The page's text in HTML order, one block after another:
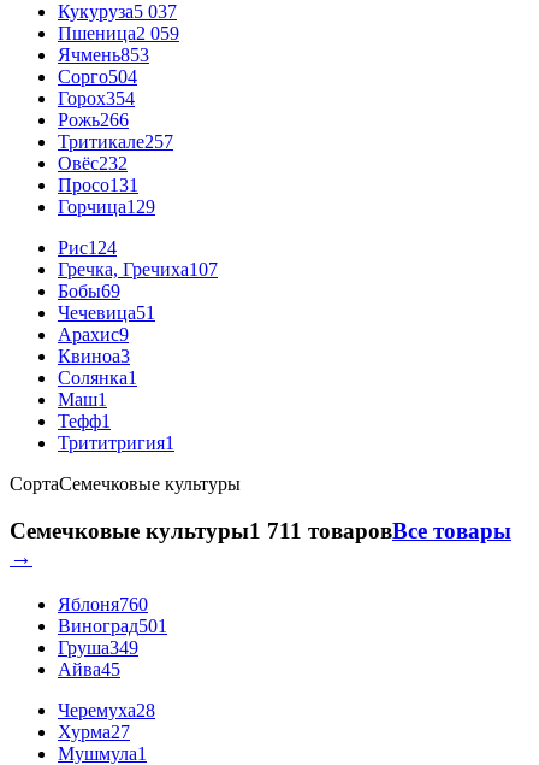
Кукуруза5 037
Пшеница2 059
Ячмень853
Сорго504
Горох354
Рожь266
Тритикале257
Овёс232
Просо131
Горчица129
Рис124
Гречка, Гречиха107
Бобы69
Чечевица51
Арахис9
Квиноа3
Солянка1
Маш1
Тефф1
Трититригия1
СортаСемечковые культуры
Семечковые культуры1 711 товаровВсе товары
→
Яблоня760
Виноград501
Груша349
Айва45
Черемуха28
Хурма27
Мушмула1